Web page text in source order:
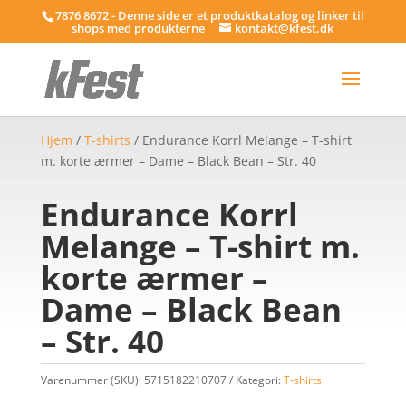
7876 8672 - Denne side er et produktkatalog og linker til
shops med produkterne kontakt@kfest.dk
Hjem / T-shirts / Endurance Korrl Melange – T-shirt
m. korte ærmer – Dame – Black Bean – Str. 40
Endurance Korrl
Melange – T-shirt m.
korte ærmer –
Dame – Black Bean
– Str. 40
Varenummer (SKU): 5715182210707 Kategori:T-shirts